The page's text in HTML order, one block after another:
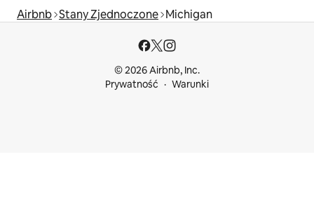
Airbnb Stany Zjednoczone Michigan
© 2026 Airbnb, Inc.
Prywatność
Warunki